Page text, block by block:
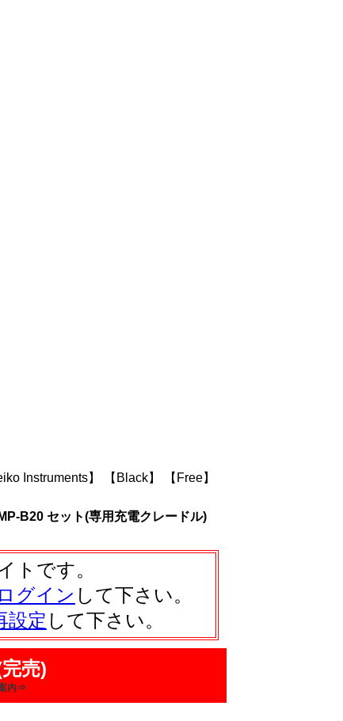
Instruments】 【Black】
【Free】
B20 セット(専用充電クレードル)
トです。
ログイン して下さい。
設定 して下さい。
売)
内⇒